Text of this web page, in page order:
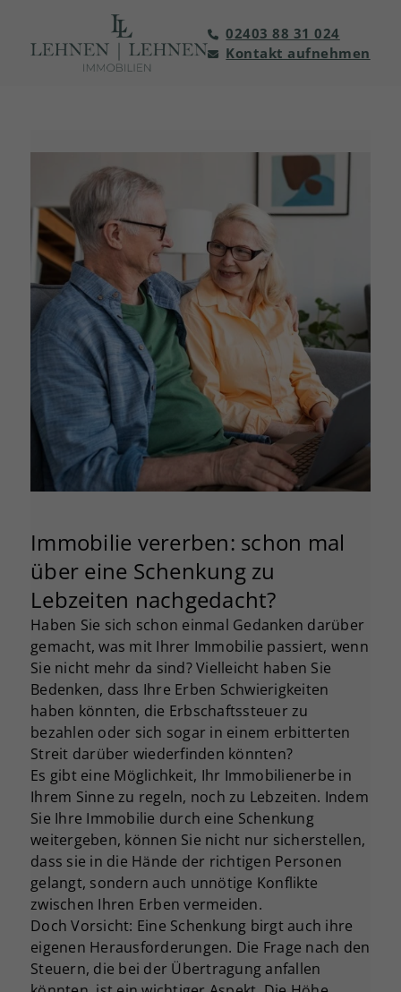
02403 88 31 024
Kontakt aufnehmen
Immobilie vererben: schon mal
über eine Schenkung zu
Lebzeiten nachgedacht?
Haben Sie sich schon einmal Gedanken darüber
gemacht, was mit Ihrer Immobilie passiert, wenn
Sie nicht mehr da sind? Vielleicht haben Sie
Bedenken, dass Ihre Erben Schwierigkeiten
haben könnten, die Erbschaftssteuer zu
bezahlen oder sich sogar in einem erbitterten
Streit darüber wiederfinden könnten?
Es gibt eine Möglichkeit, Ihr Immobilienerbe in
Ihrem Sinne zu regeln, noch zu Lebzeiten. Indem
Sie Ihre Immobilie durch eine Schenkung
weitergeben, können Sie nicht nur sicherstellen,
dass sie in die Hände der richtigen Personen
gelangt, sondern auch unnötige Konflikte
zwischen Ihren Erben vermeiden.
Doch Vorsicht: Eine Schenkung birgt auch ihre
eigenen Herausforderungen. Die Frage nach den
Steuern, die bei der Übertragung anfallen